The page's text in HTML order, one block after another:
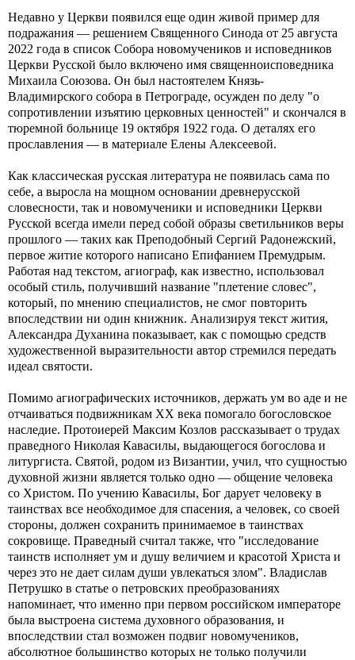
Недавно у Церкви появился еще один живой пример для
подражания — решением Священного Синода от 25 августа
2022 года в список Собора новомучеников и исповедников
Церкви Русской было включено имя священноисповедника
Михаила Союзова. Он был настоятелем Князь-
Владимирского собора в Петрограде, осужден по делу "о
сопротивлении изъятию церковных ценностей" и скончался в
тюремной больнице 19 октября 1922 года. О деталях его
прославления — в материале Елены Алексеевой.
Как классическая русская литература не появилась сама по
себе, а выросла на мощном основании древнерусской
словесности, так и новомученики и исповедники Церкви
Русской всегда имели перед собой образы светильников веры
прошлого — таких как Преподобный Сергий Радонежский,
первое житие которого написано Епифанием Премудрым.
Работая над текстом, агиограф, как известно, использовал
особый стиль, получивший название "плетение словес",
который, по мнению специалистов, не смог повторить
впоследствии ни один книжник. Анализируя текст жития,
Александра Духанина показывает, как с помощью средств
художественной выразительности автор стремился передать
идеал святости.
Помимо агиографических источников, держать ум во аде и не
отчаиваться подвижникам ХХ века помогало богословское
наследие. Протоиерей Максим Козлов рассказывает о трудах
праведного Николая Кавасилы, выдающегося богослова и
литургиста. Святой, родом из Византии, учил, что сущностью
духовной жизни является только одно — общение человека
со Христом. По учению Кавасилы, Бог дарует человеку в
таинствах все необходимое для спасения, а человек, со своей
стороны, должен сохранить принимаемое в таинствах
сокровище. Праведный считал также, что "исследование
таинств исполняет ум и душу величием и красотой Христа и
через это не дает силам души увлекаться злом". Владислав
Петрушко в статье о петровских преобразованиях
напоминает, что именно при первом российском императоре
была выстроена система духовного образования, и
впоследствии стал возможен подвиг новомучеников,
абсолютное большинство которых не только получили